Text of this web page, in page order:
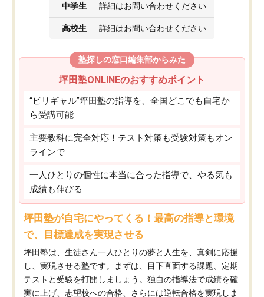
中学生 詳細はお問い合わせください
高校生 詳細はお問い合わせください
塾探しの窓口編集部からみた
坪田塾ONLINEのおすすめポイント
“ビリギャル”坪田塾の指導を、全国どこでも自宅か
ら受講可能
主要教科に完全対応！テスト対策も受験対策もオン
ラインで
一人ひとりの個性に本当に合った指導で、やる気も
成績も伸びる
坪田塾が自宅にやってくる！最高の指導と環境
で、目標達成を実現させる
坪田塾は、生徒さん一人ひとりの夢と人生を、真剣に応援
し、実現させる塾です。まずは、目下直面する課題、定期
テストと受験を打開しましょう。独自の指導法で成績を確
実に上げ、志望校への合格、さらには逆転合格を実現しま